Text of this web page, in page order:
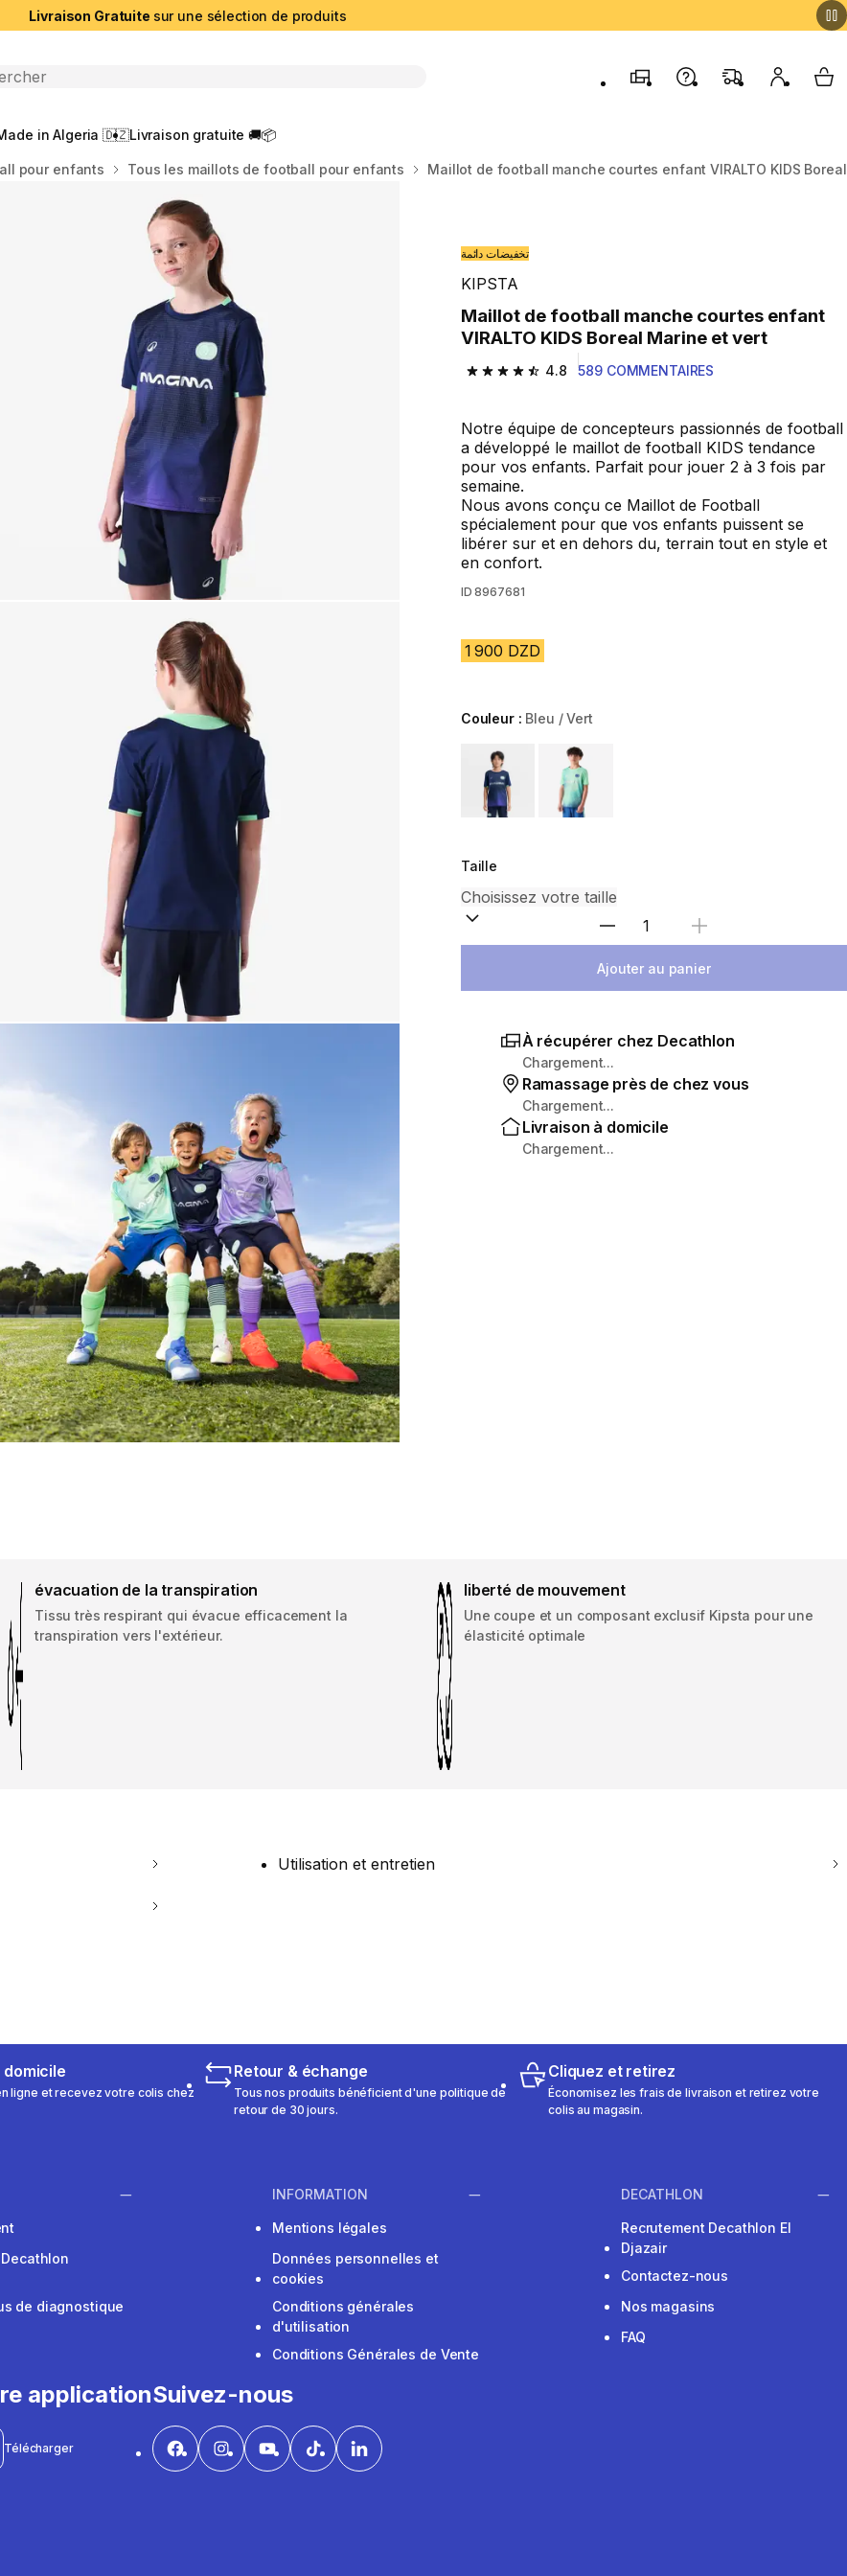
Livraison Gratuite sur une sélection de produits
ouverte
MagasinsContactez-nous
FAQ Mon My
in Algeria 🇩🇿Livraison gratuite 🚚📦
pour enfants Tous les maillots de football pour enfants Maillot de football manche courtes enfant VIRALTO KIDS
تخفيضات دائمة
KIPSTA
Maillot de football manche courtes enfant
VIRALTO KIDS Boreal Marine et vert
4.8
4.8 out of 5 stars from 589 reviews
589 COMMENTAIRES
Notre équipe de concepteurs passionnés de football
a développé le maillot de football KIDS tendance
pour vos enfants. Parfait pour jouer 2 à 3 fois par
semaine.
Nous avons conçu ce Maillot de Football
spécialement pour que vos enfants puissent se
libérer sur et en dehors du, terrain tout en style et
en confort.
ID 8967681
1 900 DZD
Couleur : Bleu / Vert
Choose a variant
Taille
Sélectionnez la quantité
Ajouter au panier
À récupérer chez Decathlon
Chargement...
Ramassage près de chez vous
Chargement...
Livraison à domicile
Chargement...
évacuation de la transpiration
Tissu très respirant qui évacue efficacement la
transpiration vers l'extérieur.
liberté de mouvement
Une coupe et un composant exclusif Kipsta pour une
élasticité optimale
Utilisation et entretien
domicile
ligne et recevez votre colis chez
Retour & échange
Tous nos produits bénéficient d'une politique de
retour de 30 jours.
Cliquez et retirez
Économisez les frais de livraison et retirez votre
colis au magasin.
de diagnostique
INFORMATION
Mentions légales
Données personnelles et
cookies
Conditions générales
d'utilisation
Conditions Générales de Vente
DECATHLON
Recrutement Decathlon El
Djazair
Contactez-nous
Nos magasins
FAQ
application
Télécharger
Suivez-nous